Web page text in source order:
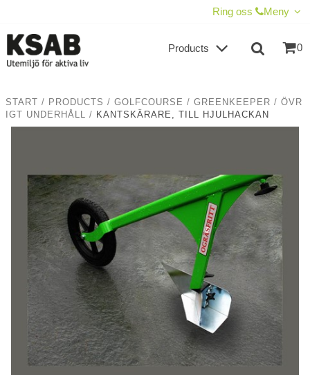
Ring oss Meny
0
Products
START / PRODUCTS / GOLFCOURSE / GREENKEEPER / ÖVR
IGT UNDERHÅLL / KANTSKÄRARE, TILL HJULHACKAN
CHECKOUT